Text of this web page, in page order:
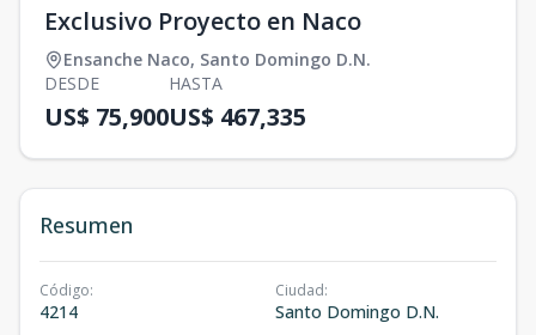
Exclusivo Proyecto en Naco
Ensanche Naco, Santo Domingo D.N.
DESDE
US$ 75,900
HASTA
US$ 467,335
Resumen
Código:
4214
Ciudad:
Santo Domingo D.N.